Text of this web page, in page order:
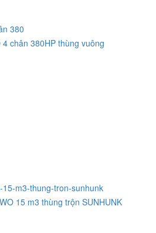
chân 380HP thùng vuông
15 m3 thùng trộn SUNHUNK